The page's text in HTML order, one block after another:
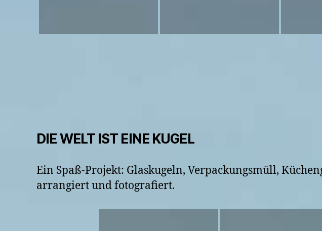
DIE WELT IST EINE KUGEL
Ein Spaß-Projekt: Glaskugeln, Verpackungsmüll,
arrangiert und fotografiert.